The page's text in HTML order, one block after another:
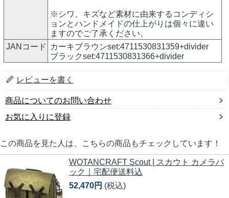
※シワ、キズなど素材に由来するコンディシ
ョンとハンドメイドの仕上がりは個々に違い
ますのでご了承ください。
JANコード
カーキブラウンset:4711530831359+divider
ブラックset:4711530831366+divider
レビューを書く
商品についてのお問い合わせ
お気に入りに登録
この商品を見た人は、こちらの商品もチェックしています！
WOTANCRAFT Scout | スカウト カメラバ
ック｜宅配便送料込
52,470円 (税込)